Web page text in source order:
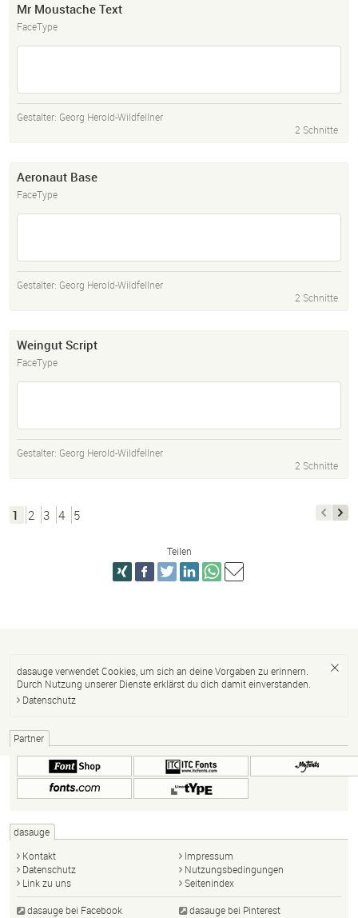
Mr Moustache Text
FaceType
Gestalter: Georg Herold-Wildfellner
2 Schnitte
Aeronaut Base
FaceType
Gestalter: Georg Herold-Wildfellner
2 Schnitte
Weingut Script
FaceType
Gestalter: Georg Herold-Wildfellner
2 Schnitte
1 2 3 4 5
Teilen
dasauge verwendet Cookies, um sich an deine Vorgaben zu erinnern.
Durch Nutzung unserer Dienste erklärst du dich damit einverstanden.
Datenschutz
Partner
dasauge
Kontakt
Impressum
Datenschutz
Nutzungsbedingungen
Link zu uns
Seitenindex
dasauge bei Facebook dasauge bei Pinterest